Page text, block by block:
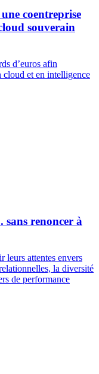
coentreprise
souverain
d’euros afin
cloud et en intelligence
sans renoncer à
leurs attentes envers
la diversité
de performance